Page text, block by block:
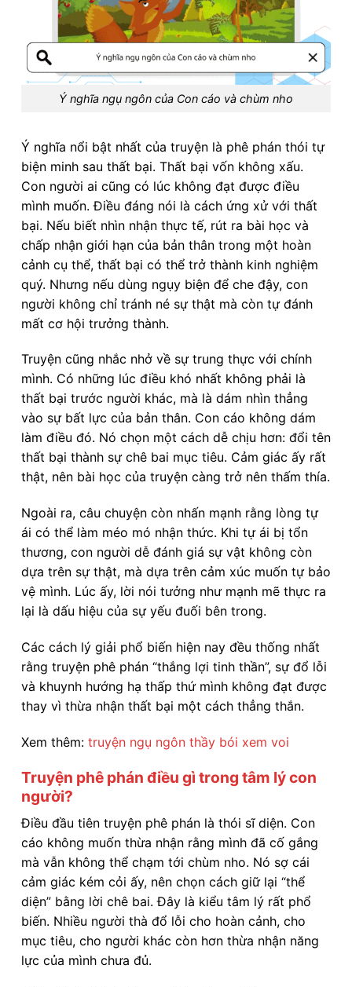
Ý nghĩa ngụ ngôn của Con cáo và chùm nho
Ý nghĩa nổi bật nhất của truyện là phê phán thói tự
biện minh sau thất bại. Thất bại vốn không xấu.
Con người ai cũng có lúc không đạt được điều
mình muốn. Điều đáng nói là cách ứng xử với thất
bại. Nếu biết nhìn nhận thực tế, rút ra bài học và
chấp nhận giới hạn của bản thân trong một hoàn
cảnh cụ thể, thất bại có thể trở thành kinh nghiệm
quý. Nhưng nếu dùng ngụy biện để che đậy, con
người không chỉ tránh né sự thật mà còn tự đánh
mất cơ hội trưởng thành.
Truyện cũng nhắc nhở về sự trung thực với chính
mình. Có những lúc điều khó nhất không phải là
thất bại trước người khác, mà là dám nhìn thẳng
vào sự bất lực của bản thân. Con cáo không dám
làm điều đó. Nó chọn một cách dễ chịu hơn: đổi tên
thất bại thành sự chê bai mục tiêu. Cảm giác ấy rất
thật, nên bài học của truyện càng trở nên thấm thía.
Ngoài ra, câu chuyện còn nhấn mạnh rằng lòng tự
ái có thể làm méo mó nhận thức. Khi tự ái bị tổn
thương, con người dễ đánh giá sự vật không còn
dựa trên sự thật, mà dựa trên cảm xúc muốn tự bảo
vệ mình. Lúc ấy, lời nói tưởng như mạnh mẽ thực ra
lại là dấu hiệu của sự yếu đuối bên trong.
Các cách lý giải phổ biến hiện nay đều thống nhất
rằng truyện phê phán “thắng lợi tinh thần”, sự đổ lỗi
và khuynh hướng hạ thấp thứ mình không đạt được
thay vì thừa nhận thất bại một cách thẳng thắn.
Xem thêm: truyện ngụ ngôn thầy bói xem voi
Truyện phê phán điều gì trong tâm lý con
người?
Điều đầu tiên truyện phê phán là thói sĩ diện. Con
cáo không muốn thừa nhận rằng mình đã cố gắng
mà vẫn không thể chạm tới chùm nho. Nó sợ cái
cảm giác kém cỏi ấy, nên chọn cách giữ lại “thể
diện” bằng lời chê bai. Đây là kiểu tâm lý rất phổ
biến. Nhiều người thà đổ lỗi cho hoàn cảnh, cho
mục tiêu, cho người khác còn hơn thừa nhận năng
lực của mình chưa đủ.